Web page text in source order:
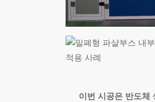
이번 시공은 반도체